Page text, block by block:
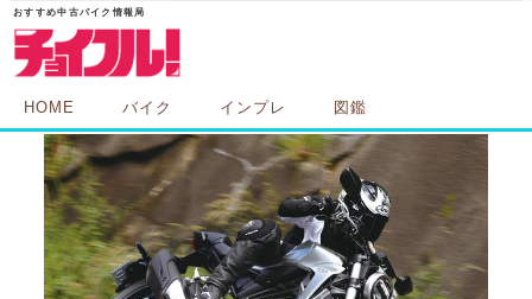
HOME バイク インプレ 図鑑